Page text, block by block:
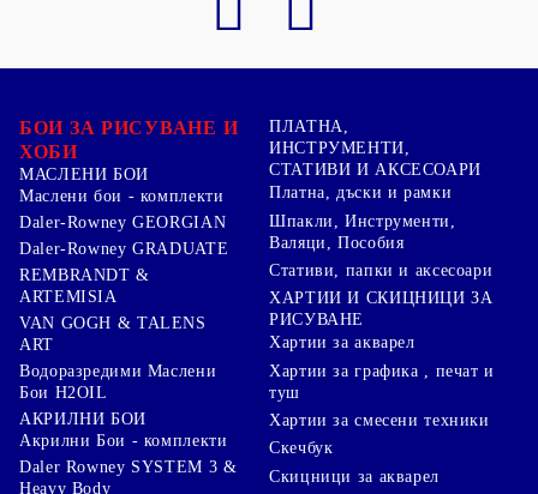
БОИ ЗА РИСУВАНЕ И
ХОБИ
МАСЛЕНИ БОИ
Маслени бои - комплекти
Daler-Rowney GEORGIAN
Daler-Rowney GRADUATE
REMBRANDT &
ARTEMISIA
VAN GOGH & TALENS
ART
Водоразредими Маслени
Бои H2OIL
АКРИЛНИ БОИ
Акрилни Бои - комплекти
Daler Rowney SYSTEM 3 &
Heavy Body
ПЛАТНА,
ИНСТРУМЕНТИ,
СТАТИВИ И АКСЕСОАРИ
Платна, дъски и рамки
Шпакли, Инструменти,
Валяци, Пособия
Стативи, папки и аксесоари
ХАРТИИ И СКИЦНИЦИ ЗА
РИСУВАНЕ
Хартии за акварел
Хартии за графика , печат и
туш
Хартии за смесени техники
Скечбук
Скицници за акварел